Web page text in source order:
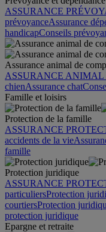
ASSURANCE
prévoyanceAssurance
handicapConseils
Assurance animal de
ASSURANCE ANIMAL
chienAssurance chat
Famille et loisirs
Protection de la famille
ASSURANCE
accidents de la vie
famille
Protection juridique
ASSURANCE
particuliersProtection
courtiersProtection
protection juridique
Epargne et retraite